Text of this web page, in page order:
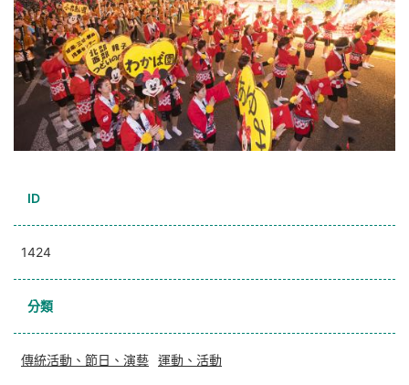
ID
1424
分類
傳統活動、節日、演藝 運動、活動